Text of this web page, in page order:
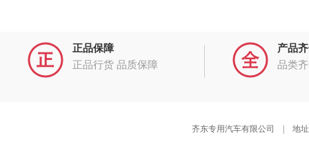
正品保障
正品行货 品质保障
产品
品类
齐东专用汽车有限公司 | 地